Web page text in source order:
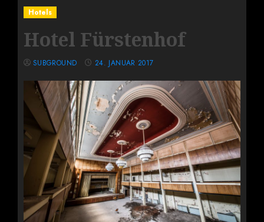
Hotels
Hotel Fürstenhof
SUBGROUND 24. JANUAR 2017